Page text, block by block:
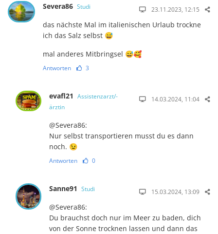
Severa86 Studi 23.11.2023, 12:15
das nächste Mal im italienischen Urlaub trockne
ich das Salz selbst 😅
mal anderes Mitbringsel 😅🥰
Antworten 3
evafl21
Assistenzarzt/-
ärztin
14.03.2024, 11:04
@Severa86:
Nur selbst transportieren musst du es dann
noch. 😉
Antworten 0
Sanne91 Studi 15.03.2024, 13:09
@Severa86:
Du brauchst doch nur im Meer zu baden, dich
von der Sonne trocknen lassen und dann das